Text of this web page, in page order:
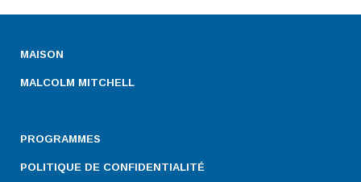
MAISON
MALCOLM MITCHELL
PROGRAMMES
POLITIQUE DE CONFIDENTIALITÉ